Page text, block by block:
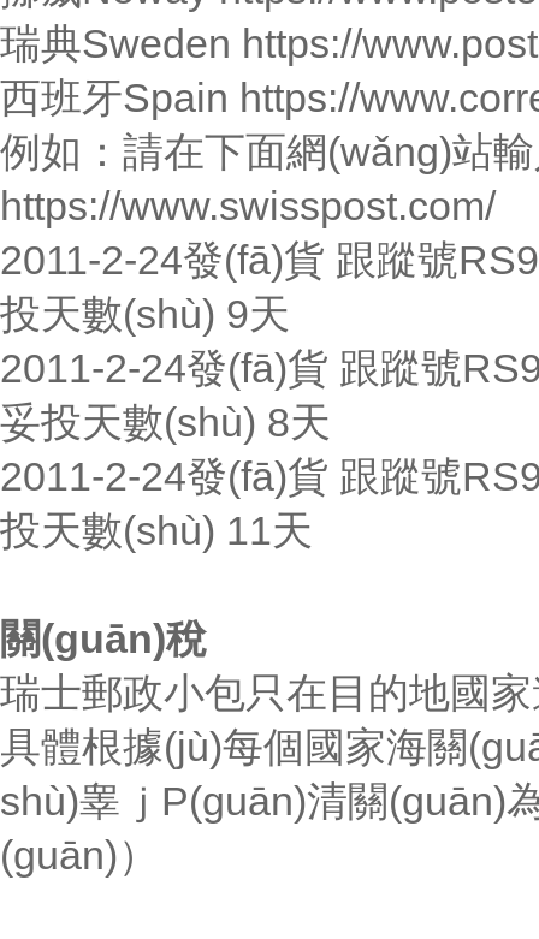
瑞典Sweden https://
西班牙Spain https://
例如：請在下面網(wǎng)站
https://www.swisspost.com/
2011-2-24發(fā)貨 跟蹤號
投天數(shù) 9天
2011-2-24發(fā)貨 跟蹤號
妥投天數(shù) 8天
2011-2-24發(fā)貨 跟蹤號
投天數(shù) 11天
關(guān)稅
瑞士郵政小包只在目的地國
具體根據(jù)每個國家海關
shù)睾ｊP(guān)清關(guān)為
(guān)）